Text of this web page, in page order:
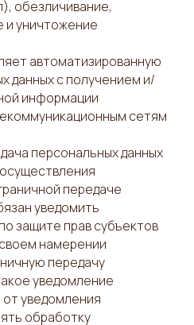
обезличивание,
и уничтожение
автоматизированную
данных с получением и/
информации
сетям
персональных данных
осуществления
передаче
уведомить
защите прав субъектов
намерении
передачу
уведомление
уведомления
обработку